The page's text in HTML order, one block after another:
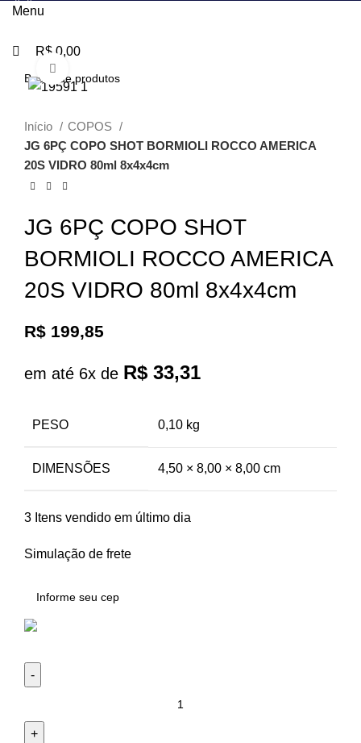
Menu
0
R$ 0,00
Início
COPOS
JG 6PÇ COPO SHOT BORMIOLI ROCCO AMERICA
20S VIDRO 80ml 8x4x4cm
JG 6PÇ COPO SHOT
BORMIOLI ROCCO AMERICA
20S VIDRO 80ml 8x4x4cm
R$ 199,85
em até 6x de R$ 33,31
PESO 0,10 kg
DIMENSÕES 4,50 × 8,00 × 8,00 cm
3 Itens vendido em último dia
Simulação de frete
0